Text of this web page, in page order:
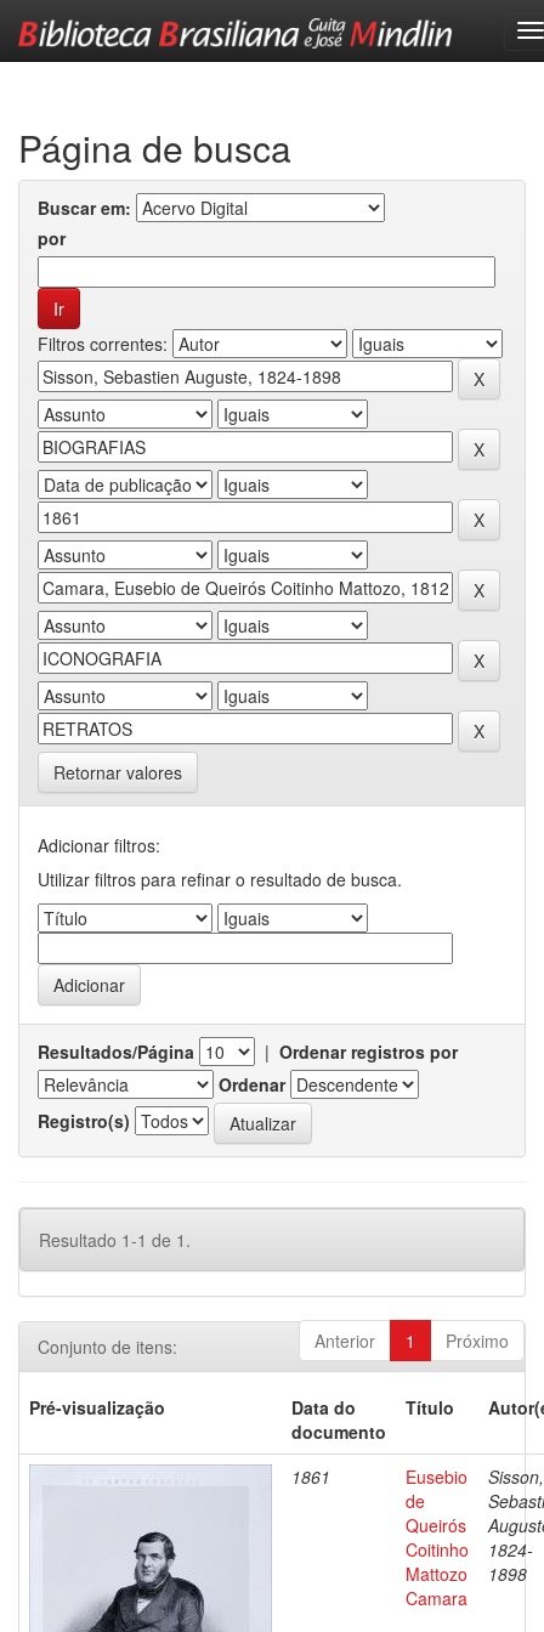
Página de busca
Buscar em:
por
Filtros correntes:
Retornar valores
Adicionar filtros:
Utilizar filtros para refinar o resultado de busca.
Resultados/Página | Ordenar registros por
Ordenar
Registro(s)
Resultado 1-1 de 1.
Anterior 1 Próximo
Conjunto de itens:
Pré-visualização
Data do
documento
Título
1861
Eusebio
de
Queirós
Coitinho
Mattozo
Camara
Sisson,
1824-
1898